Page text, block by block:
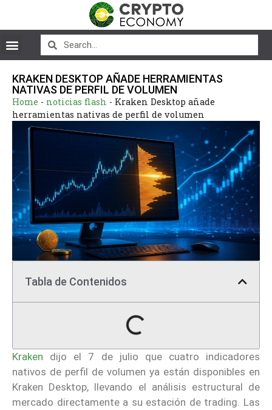
KRAKEN DESKTOP AÑADE HERRAMIENTAS
NATIVAS DE PERFIL DE VOLUMEN
Home - noticias flash - Kraken Desktop añade
herramientas nativas de perfil de volumen
Tabla de Contenidos
Kraken dijo el 7 de julio que cuatro indicadores
nativos de perfil de volumen ya están disponibles en
Kraken Desktop, llevando el análisis estructural de
mercado directamente a su estación de trading. Las